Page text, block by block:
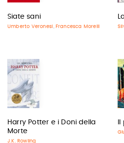
Siate sani
Umberto Veronesi , Francesca Morelli
Harry Potter e i Doni della
Morte
J.K. Rowling